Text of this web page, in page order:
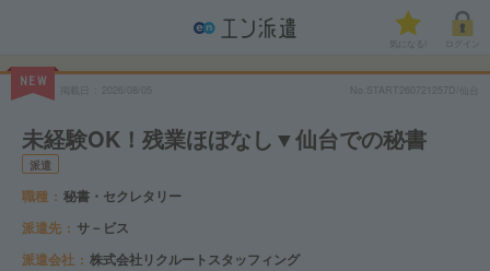
気になる!
NEW
2026/08/05 No.START260721257D/仙台
未経験OK！残業ほぼなし▼仙台での秘書
派遣
職種
秘書・セクレタリー
派遣先
サ－ビス
派遣会社
株式会社リクルートスタッフィング